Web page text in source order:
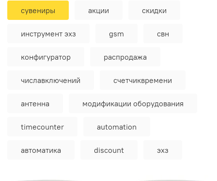
сувениры акции скидки
инструмент эхз gsm свн
конфигуратор распродажа
числавключений счетчиквремени
антенна модификации оборудования
timecounter automation
автоматика discount эхз